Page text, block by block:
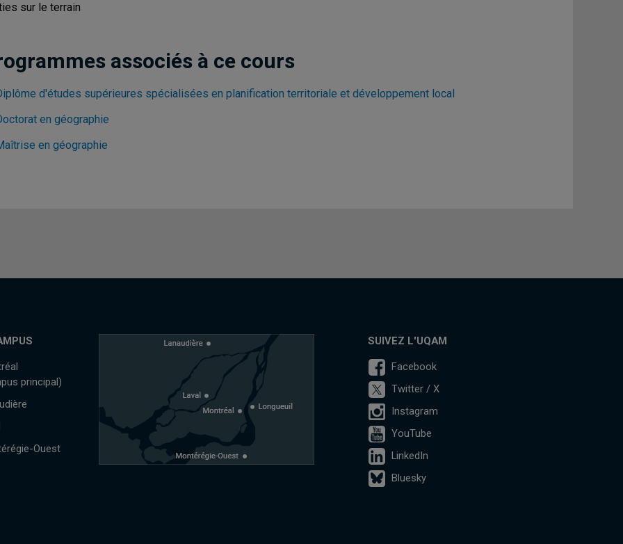
sur le terrain
associés à ce cours
d'études supérieures spécialisées en planification territoriale et développement local
en géographie
en géographie
principal)
Ouest
SUIVEZ L'UQAM
Facebook
Twitter / X
Instagram
YouTube
LinkedIn
Bluesky